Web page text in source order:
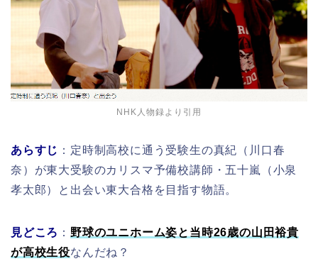
NHK人物録より引用
あらすじ ：定時制高校に通う受験生の真紀（川口春
奈）が東大受験のカリスマ予備校講師・五十嵐（小泉
孝太郎）と出会い東大合格を目指す物語。
見どころ ： 野球のユニホーム姿と当時26歳の山田裕貴
が高校生役なんだね？